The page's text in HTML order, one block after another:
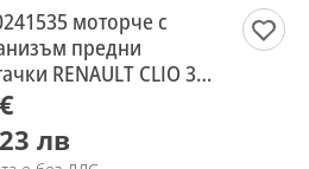
моторче с
предни
RENAULT CLIO 3
лв